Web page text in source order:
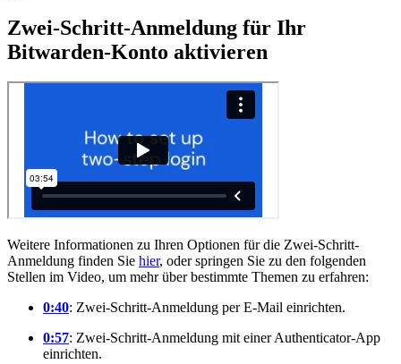
Zwei-Schritt-Anmeldung für Ihr
Bitwarden-Konto aktivieren
Weitere Informationen zu Ihren Optionen für die Zwei-Schritt-
Anmeldung finden Sie hier, oder springen Sie zu den folgenden
Stellen im Video, um mehr über bestimmte Themen zu erfahren:
0:40: Zwei-Schritt-Anmeldung per E-Mail einrichten.
0:57: Zwei-Schritt-Anmeldung mit einer Authenticator-App
einrichten.